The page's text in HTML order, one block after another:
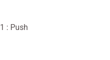
: Push